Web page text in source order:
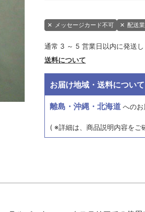
✕ メッセージカード不可 ✕ 配送
通常 3 ～ 5 営業日以内に発送し
送料について
お届け地域・送料について
離島・沖縄・北海道 へのお
( ※詳細は、商品説明内容をご